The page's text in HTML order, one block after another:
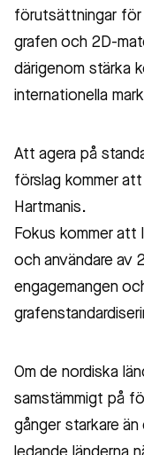
förutsättningar för
grafen och 2D-
därigenom stärka
internationella
Att agera på
förslag kommer
Hartmanis.
Fokus kommer att
och användare av
engagemangen
Om de nordiska
samstämmigt på
gånger starkare